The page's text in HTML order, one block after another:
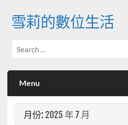
content雪莉的數位生活
Menu
月份: 2025 年 7 月